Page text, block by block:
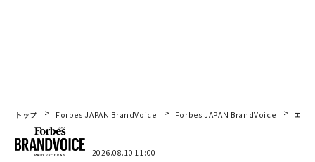
トップ Forbes JAPAN BrandVoice Forbes JAPAN BrandVoice エレ
2026.08.10 11:00